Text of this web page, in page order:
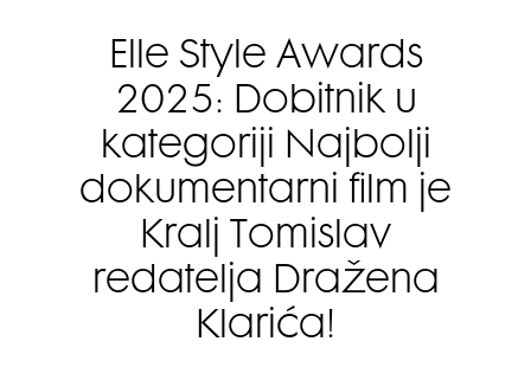
Elle Style Awards
2025: Dobitnik u
kategoriji Najbolji
dokumentarni film je
Kralj Tomislav
redatelja Dražena
Klarića!